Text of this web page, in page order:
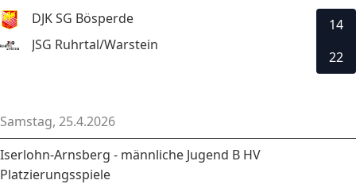
DJK SG Bösperde
JSG Ruhrtal/Warstein
14
22
Samstag, 25.4.2026
Iserlohn-Arnsberg - männliche Jugend B HV
Platzierungsspiele